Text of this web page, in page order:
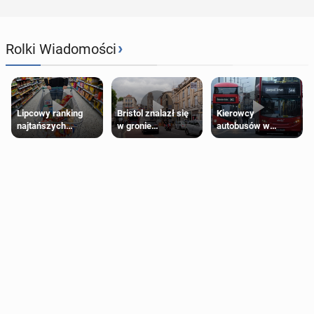
Rolki Wiadomości›
Lipcowy ranking
najtańszych
supermarketów
Bristol znalazł się
w gronie
najlepszych
Kierowcy
autobusów w
Londynie